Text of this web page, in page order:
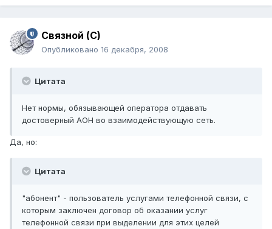
Связной (С)
Опубликовано 16 декабря, 2008
Цитата
Нет нормы, обязывающей оператора отдавать
достоверный АОН во взаимодействующую сеть.
Да, но:
Цитата
"абонент" - пользователь услугами телефонной связи, с
которым заключен договор об оказании услуг
телефонной связи при выделении для этих целей